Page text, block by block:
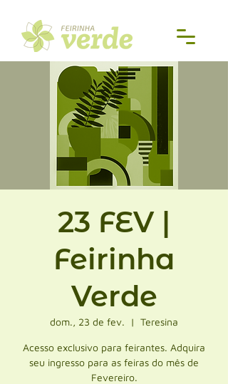
23 FEV |
Feirinha
Verde
dom., 23 de fev.
  |
Teresina
Acesso exclusivo para feirantes. Adquira
seu ingresso para as feiras do mês de
Fevereiro.